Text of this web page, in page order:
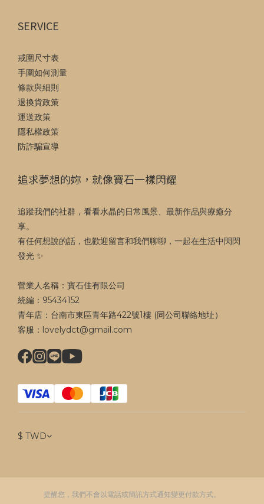
SERVICE
戒圍尺寸表
手圍如何測量
條款與細則
退換貨政策
運送政策
隱私權政策
防詐騙宣導
追求夢想的妳，就像寶石一樣閃耀
追蹤我們的社群，看看水晶的日常風景、最新作品與療癒分
享。
有任何想說的話，也歡迎留言和我們聊聊，一起在生活中閃閃
發光 ✨
營業人名稱：寶石佳有限公司
統編：95434152
青年店：台南市東區青年路422號1樓 (同公司聯絡地址）
客服：lovelydct@gmail.com
$ TWD
提醒您，我們不會以電話或簡訊方式通知變更付款方式。